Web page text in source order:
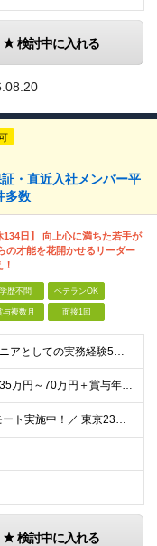
検討中に入れる
・直近入社メンバー平
多数
134日】 向上心に満ちた若手が
の才能を花開かせるリーダー
学歴不問 ベテランOK
与複数月 面接1回
＜必須条件＞ ・エンジニアとしての実務経験5年以上 ＜尚可条件＞ ・PM、PL経験 ・後輩指導やチームリーダーなど、何らかのリード経験 ※リーダー未経験の方のご応募も大歓迎です！ポテンシャル採用を
【前職給与保証】 月給35万円～70万円＋賞与年2回＋各種手当 ※前職の給与・スキル・経験を考慮の上、決定いたします。 ※月給には固定残業代（月30時間分／5万円～10万円）を含みます。超過分は別途
＼社員の7割がフルリモート実施中！／ 東京23区内など1都3県を中心としたプロジェクト先での勤務となります。 ※勤務地は希望を考慮します ≪本社≫ 東京都渋谷区恵比寿南1丁目3番7号 隅越ビル5階
検討中に入れる